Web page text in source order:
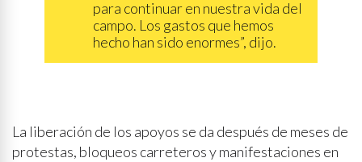
para continuar en nuestra vida del
campo. Los gastos que hemos
hecho han sido enormes”, dijo.
La liberación de los apoyos se da después de meses de
protestas, bloqueos carreteros y manifestaciones en